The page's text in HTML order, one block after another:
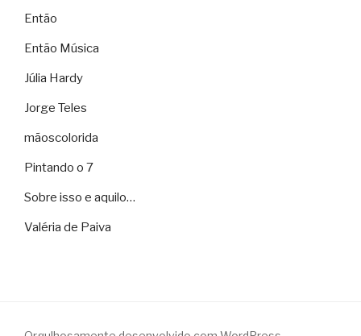
Então
Então Música
Júlia Hardy
Jorge Teles
mãoscolorida
Pintando o 7
Sobre isso e aquilo…
Valéria de Paiva